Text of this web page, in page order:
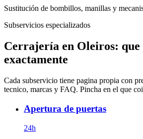
Sustitución de bombillos, manillas y
Subservicios especializados
Cerrajería en Oleiros: que
exactamente
Cada subservicio tiene pagina propia con
tecnico, marcas y FAQ. Pincha en el que
Apertura de puertas
24h